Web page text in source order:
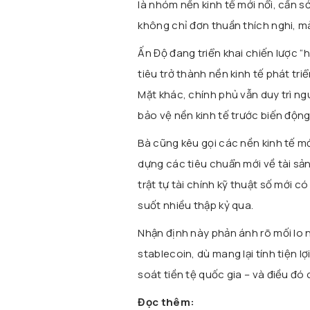
là nhóm nền kinh tế mới nổi, cần
không chỉ đơn thuần thích nghi,
Ấn Độ đang triển khai chiến lược
tiêu trở thành nền kinh tế phát
Mặt khác, chính phủ vẫn duy trì
bảo vệ nền kinh tế trước biến
Bà cũng kêu gọi các nền kinh tế
dựng các tiêu chuẩn mới về tài
trật tự tài chính kỹ thuật số mới
suốt nhiều thập kỷ qua.
Nhận định này phản ánh rõ mối
stablecoin, dù mang lại tính tiện
soát tiền tệ quốc gia – và điều đó
Đọc thêm: